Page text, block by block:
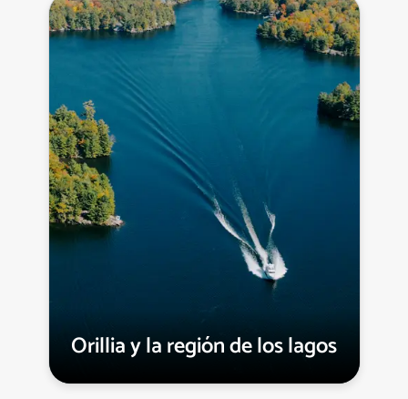
Orillia y la región de los lagos